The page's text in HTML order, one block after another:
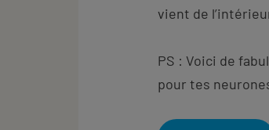
vient de
PS : Voici de
pour tes